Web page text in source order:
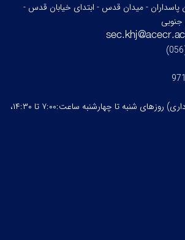
پاسداران - میدان قدس - ابتدای خیابان قدس -
(اداری) روزهای شنبه تا چهارشنبه ساعت:۷:۰۰ تا ۱۴:۳۰،